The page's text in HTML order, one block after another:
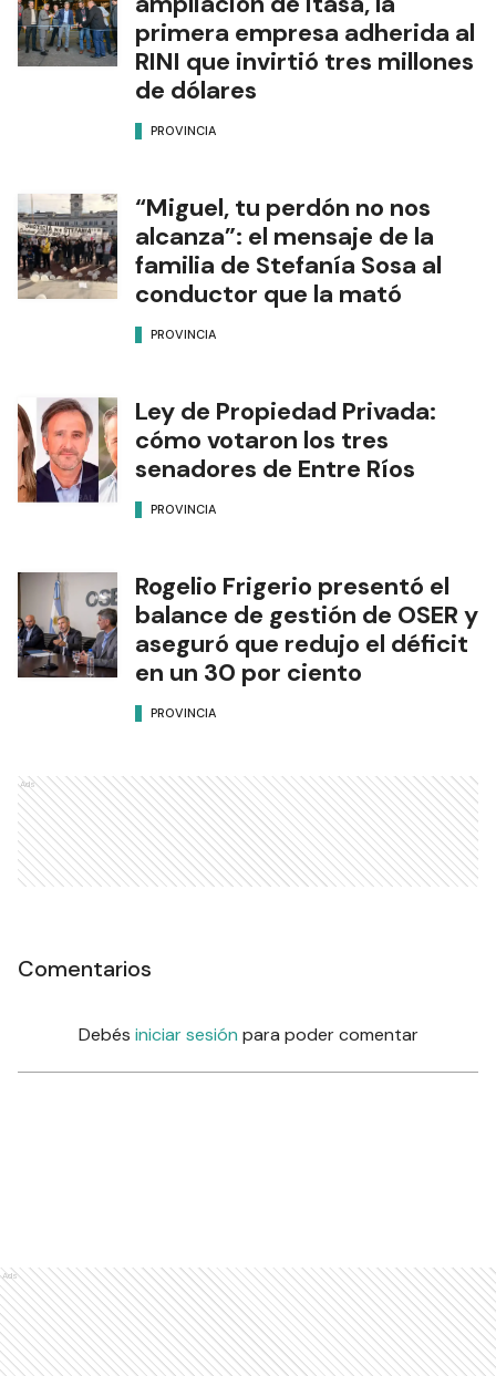
primera empresa adherida al
RINI que invirtió tres millones
de dólares
PROVINCIA
“Miguel, tu perdón no nos
alcanza”: el mensaje de la
familia de Stefanía Sosa al
conductor que la mató
PROVINCIA
Ley de Propiedad Privada:
cómo votaron los tres
senadores de Entre Ríos
PROVINCIA
Rogelio Frigerio presentó el
balance de gestión de OSER y
aseguró que redujo el déficit
en un 30 por ciento
PROVINCIA
Ads
Comentarios
Debés iniciar sesión para poder comentar
Ads